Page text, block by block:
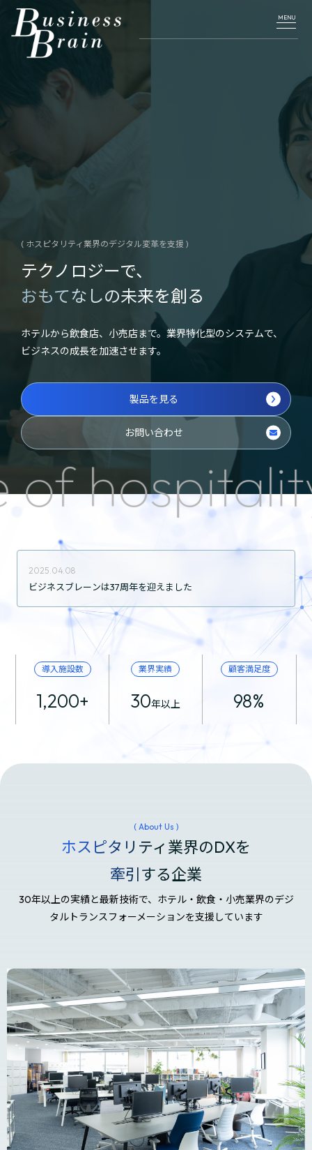
ホテルシステム
清掃・客室管理
レストラン・リテールシステム
集客・マーケティング
AI検索対策（AIO）
BB宿泊ラボ
コラム
ニュース
( ホスピタリティ業界のデジタル変革を支援 )
テクノロジーで、
おもてなしの未来を創る
ホテルから飲食店、小売店まで。業界特化型のシステムで、
ビジネスの成長を加速させます。
製品を見る
お問い合わせ
2025.04.08
ビジネスブレーンは37周年を迎えました
導入施設数
1,200+
業界実績
30年以上
顧客満足度
98%
( About Us )
ホスピタリティ業界のDXを
牽引する企業
30年以上の実績と最新技術で、ホテル・飲食・小売業界のデジ
タルトランスフォーメーションを支援しています